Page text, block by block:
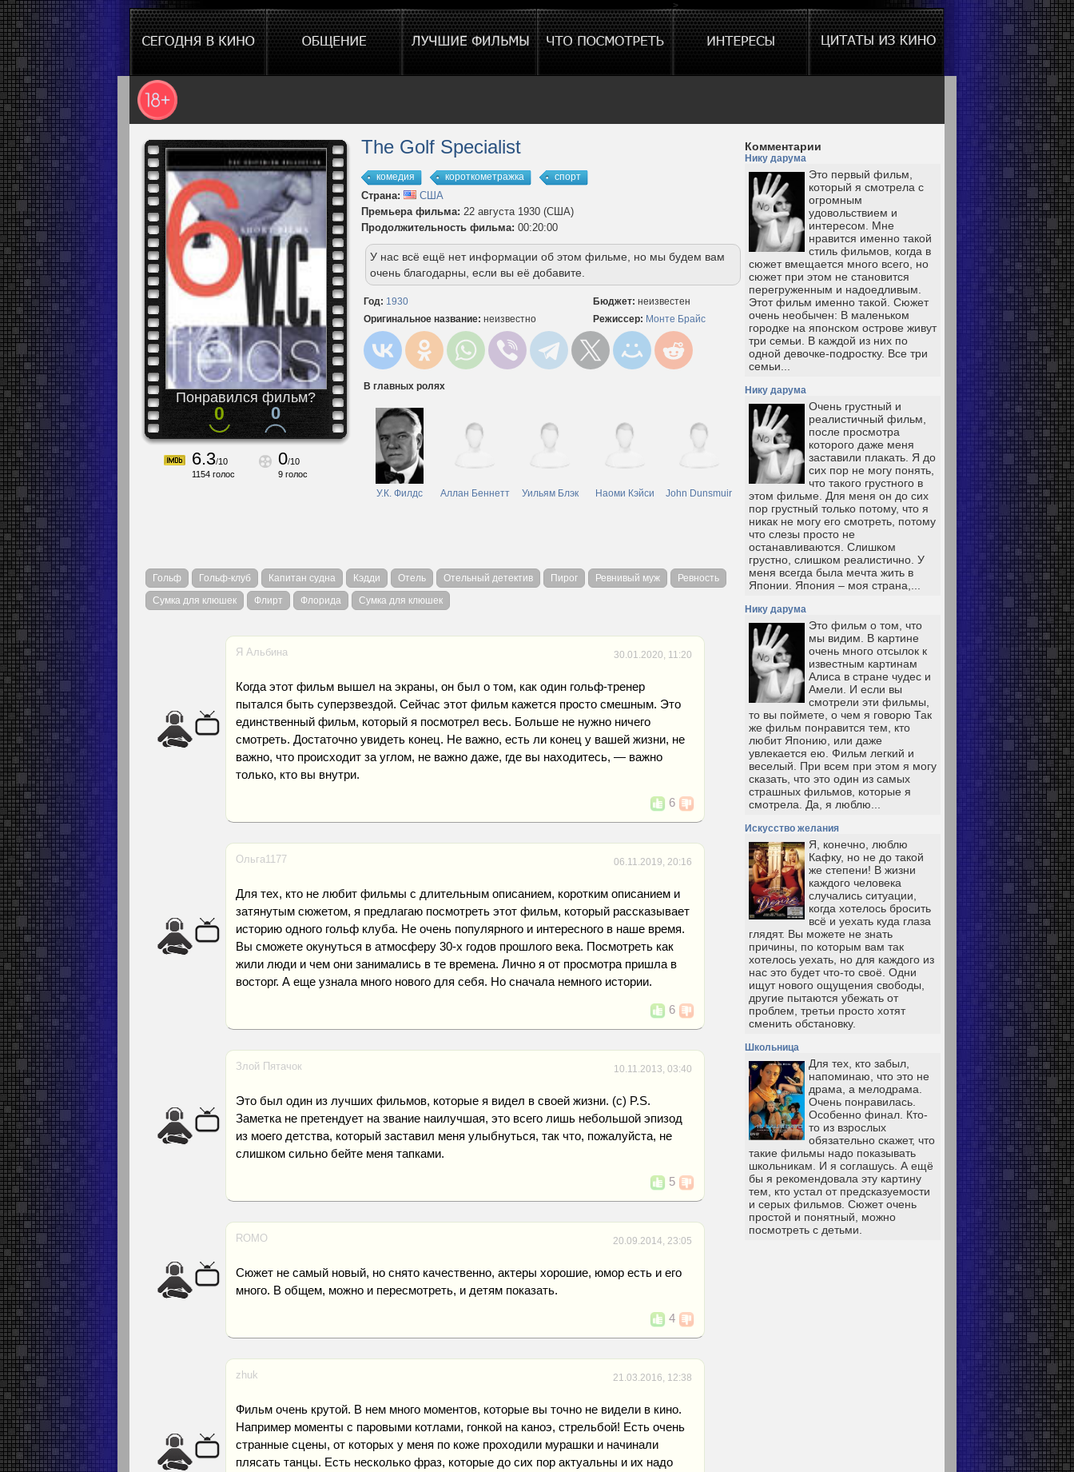
>
Понравился фильм?
0 0
6.3/10
1154 голос
0/10
9 голос
The Golf Specialist
комедия короткометражка спорт
Страна:
США
Премьера фильма: 22 августа 1930 (США)
Продолжительность фильма: 00:20:00
У нас всё ещё нет информации об этом фильме, но мы будем вам
очень благодарны, если вы её добавите.
Год: 1930 Бюджет: неизвестен
Оригинальное название: неизвестно Режиссер: Монте Брайс
В главных ролях
У.К. Филдс Аллан Беннетт Уильям Блэк Наоми Кэйси John Dunsmuir
Гольф Гольф-клуб Капитан судна Кэдди Отель Отельный детектив Пирог Ревнивый муж
Ревность
Сумка для клюшек
Флирт Флорида Сумка для клюшек
Я Альбина 30.01.2020, 11:20
Когда этот фильм вышел на экраны, он был о том, как один гольф-тренер
пытался быть суперзвездой. Сейчас этот фильм кажется просто смешным. Это
единственный фильм, который я посмотрел весь. Больше не нужно ничего
смотреть. Достаточно увидеть конец. Не важно, есть ли конец у вашей жизни, не
важно, что происходит за углом, не важно даже, где вы находитесь, — важно
только, кто вы внутри.
6
Ольга1177 06.11.2019, 20:16
Для тех, кто не любит фильмы с длительным описанием, коротким описанием и
затянутым сюжетом, я предлагаю посмотреть этот фильм, который рассказывает
историю одного гольф клуба. Не очень популярного и интересного в наше время.
Вы сможете окунуться в атмосферу 30-х годов прошлого века. Посмотреть как
жили люди и чем они занимались в те времена. Лично я от просмотра пришла в
восторг. А еще узнала много нового для себя. Но сначала немного истории.
6
Злой Пятачок 10.11.2013, 03:40
Это был один из лучших фильмов, которые я видел в своей жизни. (с) P.S.
Заметка не претендует на звание наилучшая, это всего лишь небольшой эпизод
из моего детства, который заставил меня улыбнуться, так что, пожалуйста, не
слишком сильно бейте меня тапками.
5
ROMO 20.09.2014, 23:05
Сюжет не самый новый, но снято качественно, актеры хорошие, юмор есть и его
много. В общем, можно и пересмотреть, и детям показать.
4
zhuk 21.03.2016, 12:38
Фильм очень крутой. В нем много моментов, которые вы точно не видели в кино.
Например моменты с паровыми котлами, гонкой на каноэ, стрельбой! Есть очень
странные сцены, от которых у меня по коже проходили мурашки и начинали
плясать танцы. Есть несколько фраз, которые до сих пор актуальны и их надо
Комментарии
Нику дарума
Это первый фильм,
который я смотрела с
огромным
удовольствием и
интересом. Мне
нравится именно такой
стиль фильмов, когда в
сюжет вмещается много всего, но
сюжет при этом не становится
перегруженным и надоедливым.
Этот фильм именно такой. Сюжет
очень необычен: В маленьком
городке на японском острове живут
три семьи. В каждой из них по
одной девочке-подростку. Все три
семьи...
Нику дарума
Очень грустный и
реалистичный фильм,
после просмотра
которого даже меня
заставили плакать. Я до
сих пор не могу понять,
что такого грустного в
этом фильме. Для меня он до сих
пор грустный только потому, что я
никак не могу его смотреть, потому
что слезы просто не
останавливаются. Слишком
грустно, слишком реалистично. У
меня всегда была мечта жить в
Японии. Япония – моя страна,...
Нику дарума
Это фильм о том, что
мы видим. В картине
очень много отсылок к
известным картинам
Алиса в стране чудес и
Амели. И если вы
смотрели эти фильмы,
то вы поймете, о чем я говорю Так
же фильм понравится тем, кто
любит Японию, или даже
увлекается ею. Фильм легкий и
веселый. При всем при этом я могу
сказать, что это один из самых
страшных фильмов, которые я
смотрела. Да, я люблю...
Искусство желания
Я, конечно, люблю
Кафку, но не до такой
же степени! В жизни
каждого человека
случались ситуации,
когда хотелось бросить
всё и уехать куда глаза
глядят. Вы можете не знать
причины, по которым вам так
хотелось уехать, но для каждого из
нас это будет что-то своё. Одни
ищут нового ощущения свободы,
другие пытаются убежать от
проблем, третьи просто хотят
сменить обстановку.
Школьница
Для тех, кто забыл,
напоминаю, что это не
драма, а мелодрама.
Очень понравилась.
Особенно финал. Кто-
то из взрослых
обязательно скажет, что
такие фильмы надо показывать
школьникам. И я соглашусь. А ещё
бы я рекомендовала эту картину
тем, кто устал от предсказуемости
и серых фильмов. Сюжет очень
простой и понятный, можно
посмотреть с детьми.